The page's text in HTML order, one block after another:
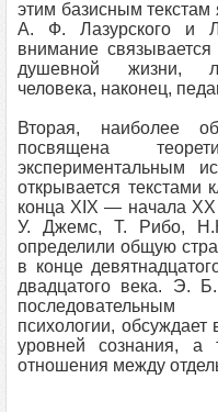
этим базисным
А. Ф. Лазурского и
внимание
душевной жизни,
человека, наконец,
Вторая, наиболее
посвящена
экспериментальным
открывается текстами
конца XIX — начала
У. Джемс, Т. Рибо,
определили общую
в конце
двадцатого века. Э.
последовательным
психологии,
уровней сознания, а
отношения между